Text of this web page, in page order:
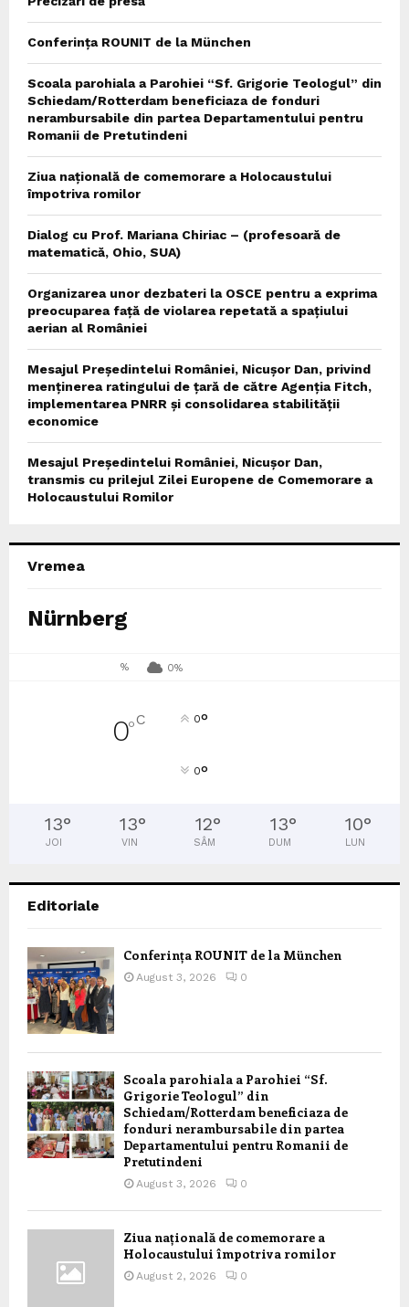
Conferința ROUNIT de la München
Scoala parohiala a Parohiei “Sf. Grigorie Teologul” din
Schiedam/Rotterdam beneficiaza de fonduri
nerambursabile din partea Departamentului pentru
Romanii de Pretutindeni
Ziua națională de comemorare a Holocaustului
împotriva romilor
Dialog cu Prof. Mariana Chiriac – (profesoară de
matematică, Ohio, SUA)
Organizarea unor dezbateri la OSCE pentru a exprima
preocuparea față de violarea repetată a spațiului
aerian al României
Mesajul Președintelui României, Nicușor Dan, privind
menținerea ratingului de țară de către Agenția Fitch,
implementarea PNRR și consolidarea stabilității
economice
Mesajul Președintelui României, Nicușor Dan,
transmis cu prilejul Zilei Europene de Comemorare a
Holocaustului Romilor
Vremea
Nürnberg
% 0%
0°C 0°
0°
13°
JOI
13°
VIN
12°
SÂM
13°
DUM
10°
LUN
Editoriale
Conferința ROUNIT de la München
August 3, 2026 0
Scoala parohiala a Parohiei “Sf.
Grigorie Teologul” din
Schiedam/Rotterdam beneficiaza de
fonduri nerambursabile din partea
Departamentului pentru Romanii de
Pretutindeni
August 3, 2026 0
Ziua națională de comemorare a
Holocaustului împotriva romilor
August 2, 2026 0